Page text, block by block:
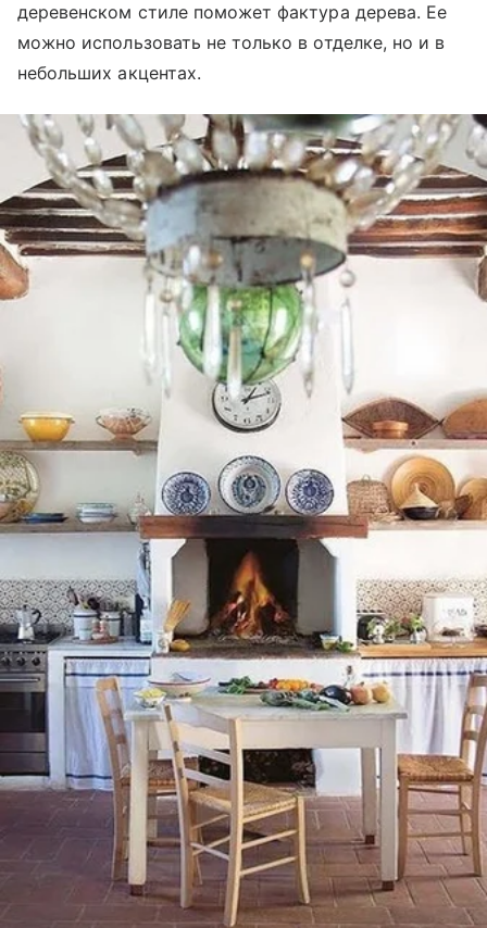
деревенском стиле поможет фактура дерева. Ее
можно использовать не только в отделке, но и в
небольших акцентах.